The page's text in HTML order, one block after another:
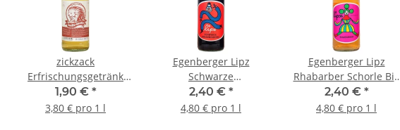
zickzack
Erfrischungsgetränk
Kolle Mate Bio 0,5l
1,90 € *
3,80 € pro 1 l
Egenberger Lipz
Schwarze
Johannisbeere Schorle
Bio 0,5l
2,40 € *
4,80 € pro 1 l
Egenberger Lipz
Rhabarber Schorle Bio
0,5l
2,40 € *
4,80 € pro 1 l